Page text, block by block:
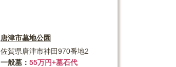
唐津市墓地公園
佐賀県唐津市神田970番地2
一般墓
55万円+墓石代